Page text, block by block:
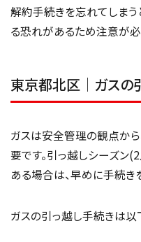
解約手続きを忘れてしま
る恐れがあるため注意が必
東京都北区｜ガスの
ガスは安全管理の観点か
要です。引っ越しシーズ
ある場合は、早めに手続き
ガスの引っ越し手続きは以